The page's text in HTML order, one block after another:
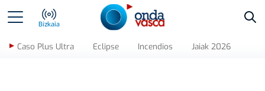
Bizkaia
Caso Plus Ultra Eclipse Incendios Jaiak 2026